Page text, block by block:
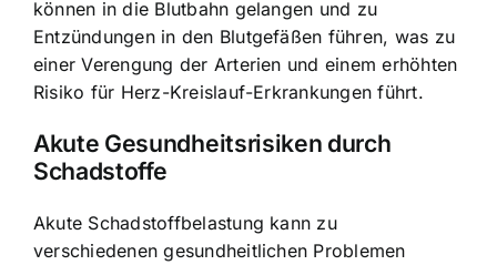
können in die Blutbahn gelangen und zu
Entzündungen in den Blutgefäßen führen, was zu
einer Verengung der Arterien und einem erhöhten
Risiko für Herz-Kreislauf-Erkrankungen führt.
Akute Gesundheitsrisiken durch
Schadstoffe
Akute Schadstoffbelastung kann zu
verschiedenen gesundheitlichen Problemen